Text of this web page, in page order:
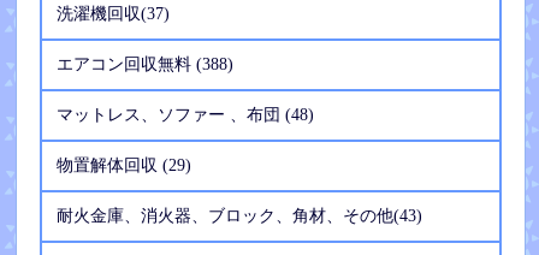
洗濯機回収(37)
エアコン回収無料 (388)
マットレス、ソファー 、布団 (48)
物置解体回収 (29)
耐火金庫、消火器、ブロック、角材、その他(43)